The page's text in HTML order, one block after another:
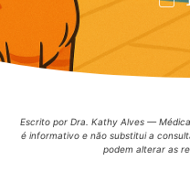
Escrito por Dra. Kathy Alves —
é informativo e não substitui a
podem alterar as